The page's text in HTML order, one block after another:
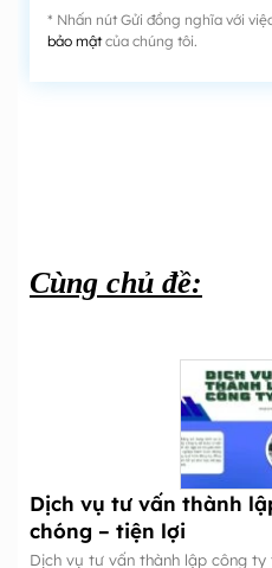
* Nhấn nút Gửi đồng nghĩa với
bảo mậtcủa chúng tôi.
Cùng chủ đề:
Dịch vụ tư vấn thành
chóng – tiện lợi
Dịch vụ tư vấn thành lập công